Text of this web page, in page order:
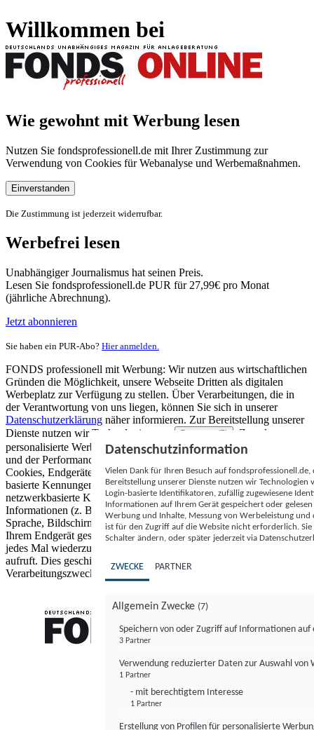
Willkommen bei
Wie gewohnt mit Werbung lesen
Nutzen Sie fondsprofessionell.de mit Ihrer Zustimmung zur
Verwendung von Cookies für Webanalyse und Werbemaßnahmen.
Einverstanden
Die Zustimmung ist jederzeit widerrufbar.
Werbefrei lesen
Unabhängiger Journalismus hat seinen Preis.
Lesen Sie fondsprofessionell.de PUR für 27,99€ pro Monat
(jährliche Abrechnung).
Jetzt abonnieren
Sie haben ein PUR-Abo? Hier anmelden.
FONDS professionell mit Werbung: Wir nutzen aus wirtschaftlichen
Gründen die Möglichkeit, unsere Webseite Dritten als digitalen
Werbeplatz zur Verfügung zu stellen. Über Verarbeitungen, die in
der Verantwortung von uns liegen, können Sie sich in unserer
Datenschutzerklärung näher informieren. Zur Bereitstellung unserer
Dienste nutzen wir Technologien von
Partnern (5)
. Zwecke:
personalisierte Werbung und Inhalte, Messung von Werbeleistung
und der Performance von Inhalten sowie Zielgruppenforschung.
Cookies, Endgeräte- oder ähnliche Online-Kennungen (z. B. login-
basierte Kennungen, zufällig generierte Kennungen,
netzwerkbasierte Kennungen) können zusammen mit anderen
Informationen (z. B. Browsertyp und Browserinformationen,
Sprache, Bildschirmgröße, unterstützte Technologien usw.) auf
Ihrem Endgerät gespeichert oder von dort ausgelesen werden, um es
jedes Mal wiederzuerkennen, wenn es eine App oder einer Webseite
aufruft. Dies geschieht für einen oder mehrere der hier aufgeführten
Verarbeitungszwecke.
Datenschutzinformation
Vielen Dank für Ihren Besuch auf
Bereitstellung unserer Dienste nutzen wir Technologien
Login-basierte Identifikatoren, zufällig zugewiesene
Informationen auf Ihrem Gerät gespeichert oder
Werbung und Inhalte, Messung von Werbeleistung
ist für den Zugriff auf die Website nicht erforderlich.
Schalter ändern, oder später jederzeit via
ZWECKE PARTNER
Allgemein Zwecke (7)
Speichern von oder Zugriff auf Informationen auf
3 Partner
Verwendung reduzierter Daten zur Auswahl von
1 Partner
- mit berechtigtem Interesse
1 Partner
Erstellung von Profilen für personalisierte
FONDS professionell